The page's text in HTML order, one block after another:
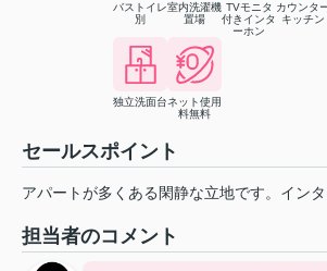
バストイレ
別
室内洗濯機
置場
TVモニタ
付きインタ
ーホン
カウンタ
キッチン
独立洗面台ネット使用
料無料
セールスポイント
アパートが多くある閑静な立地です。イン
担当者のコメント